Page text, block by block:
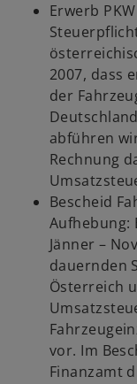
Erwerb
2007, dass
der
abführen
Rechnung
Bescheid
Aufhebung:
Jänner –
dauernden
Österreich
vor. Im
Finanzamt